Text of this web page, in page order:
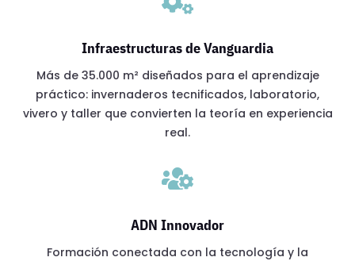
Infraestructuras de Vanguardia
Más de 35.000 m² diseñados para el aprendizaje
práctico: invernaderos tecnificados, laboratorio,
vivero y taller que convierten la teoría en experiencia
real.

ADN Innovador
Formación conectada con la tecnología y la